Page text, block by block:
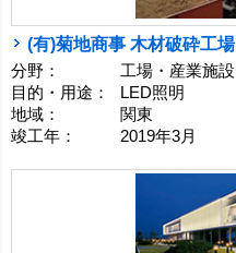
(有)菊地商事 木材破砕工場
分野：
工場・産業施設
目的・用途：
LED照明
地域：
関東
竣工年：
2019年3月